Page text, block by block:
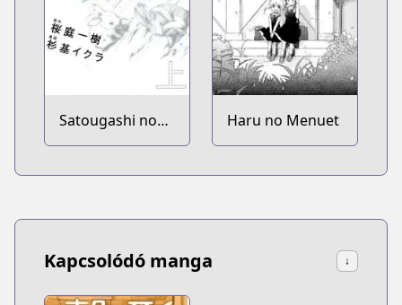
Satougashi no
Dangan wa
Haru no Menuet
Kapcsolódó manga ↓